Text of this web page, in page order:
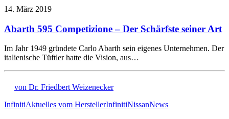
14. März 2019
Abarth 595 Competizione – Der Schärfste seiner Art
Im Jahr 1949 gründete Carlo Abarth sein eigenes Unternehmen. Der
italienische Tüftler hatte die Vision, aus…
von Dr. Friedbert Weizenecker
InfinitiAktuelles vom HerstellerInfinitiNissanNews